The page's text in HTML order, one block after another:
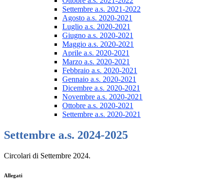
Settembre a.s. 2021-2022
Agosto a.s. 2020-2021
Luglio a.s. 2020-2021
Giugno a.s. 2020-2021
Maggio a.s. 2020-2021
Aprile a.s. 2020-2021
Marzo a.s. 2020-2021
Febbraio a.s. 2020-2021
Gennaio a.s. 2020-2021
Dicembre a.s. 2020-2021
Novembre a.s. 2020-2021
Ottobre a.s. 2020-2021
Settembre a.s. 2020-2021
Settembre a.s. 2024-2025
Circolari di Settembre 2024.
Allegati